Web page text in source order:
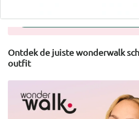
Nu ontdekken
Ontdek de juiste wonderwalk
outfit